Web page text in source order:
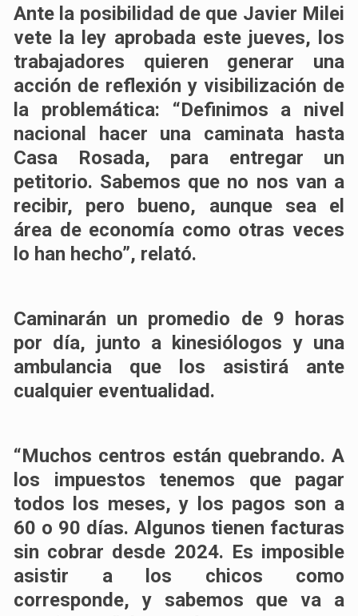
Ante la posibilidad de que Javier Milei
vete la ley aprobada este jueves, los
trabajadores quieren generar una
acción de reflexión y visibilización de
la problemática: “Definimos a nivel
nacional hacer una caminata hasta
Casa Rosada, para entregar un
petitorio. Sabemos que no nos van a
recibir, pero bueno, aunque sea el
área de economía como otras veces
lo han hecho”, relató.
Caminarán un promedio de 9 horas
por día, junto a kinesiólogos y una
ambulancia que los asistirá ante
cualquier eventualidad.
“Muchos centros están quebrando. A
los impuestos tenemos que pagar
todos los meses, y los pagos son a
60 o 90 días. Algunos tienen facturas
sin cobrar desde 2024. Es imposible
asistir a los chicos como
corresponde, y sabemos que va a